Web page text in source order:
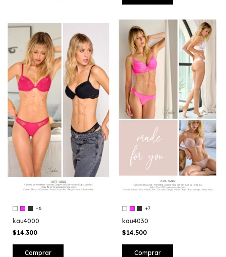
+6
kau4000
$14.300
Comprar
+7
kau4030
$14.500
Comprar